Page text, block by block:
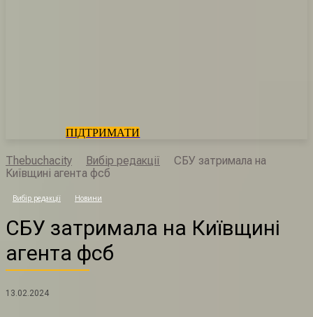
ПІДТРИМАТИ
Thebuchacity Вибір редакції
СБУ затримала на
Київщині агента фсб
Вибір редакції Новини
СБУ затримала на Київщині
агента фсб
13.02.2024